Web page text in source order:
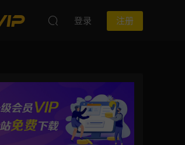
登录 注册